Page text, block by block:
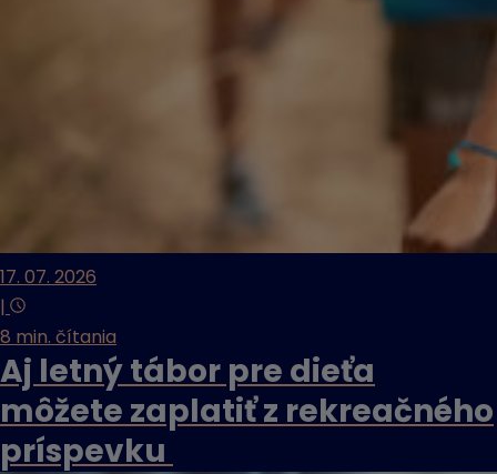
17. 07. 2026
|
8 min. čítania
Aj letný tábor pre dieťa
môžete zaplatiť z rekreačného
príspevku